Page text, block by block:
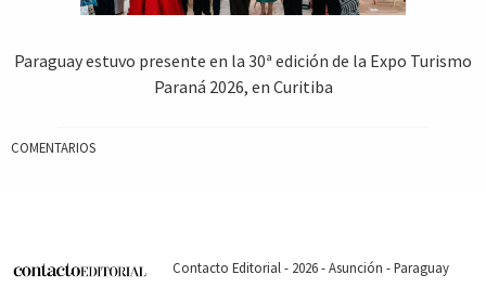
Paraguay estuvo presente en la 30ª edición de la Expo Turismo
Paraná 2026, en Curitiba
COMENTARIOS
Contacto Editorial - 2026 - Asunción - Paraguay